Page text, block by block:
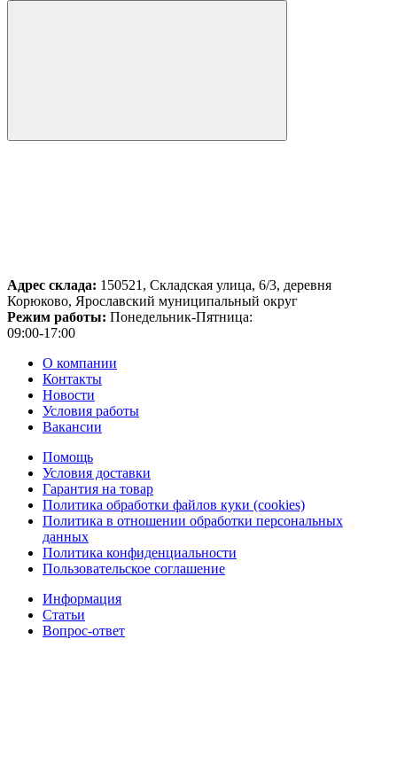
Адрес склада: 150521, Складская улица, 6/3, деревня
Корюково, Ярославский муниципальный округ
Режим работы: Понедельник-Пятница:
09:00-17:00
О компании
Контакты
Новости
Условия работы
Вакансии
Помощь
Условия доставки
Гарантия на товар
Политика обработки файлов куки (cookies)
Политика в отношении обработки персональных
данных
Политика конфиденциальности
Пользовательское соглашение
Информация
Статьи
Вопрос-ответ